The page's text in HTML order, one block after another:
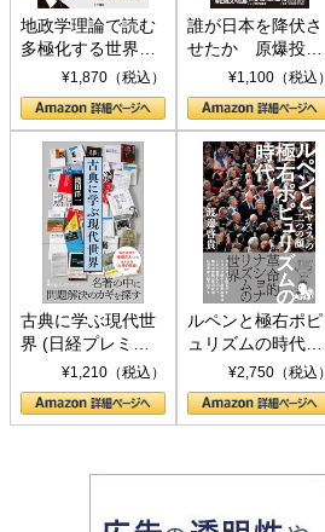
地政学理論で読む
多極化する世界：
トランプとBRICS
の挑戦
¥1,870（税込）
誰が日本を降伏さ
せたか 原爆投
下、ソ連参戦、そ
して聖断 (PHP新
書)
¥1,100（税込）
古典に学ぶ現代世
界 (日経プレミア
シリーズ)¥1,210（税込）
ルペンと極右ポピ
ュリズムの時代：
〈ヤヌス〉の二つ
の顔
¥2,750（税込）